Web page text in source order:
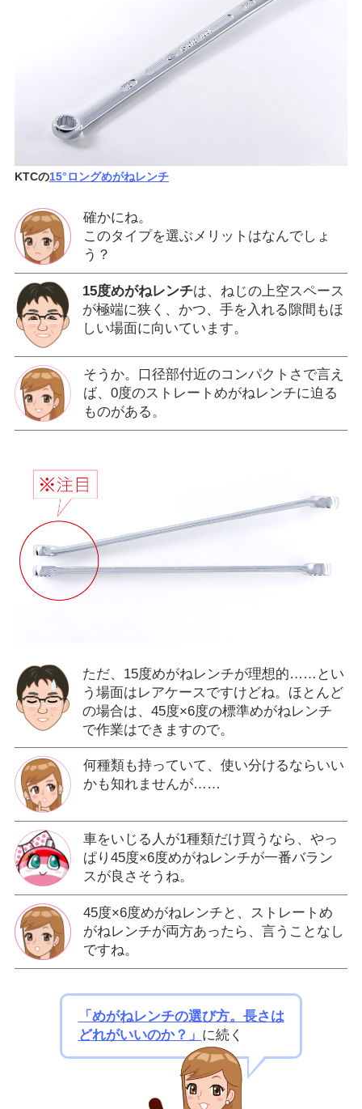
KTCの15°ロングめがねレンチ
確かにね。
このタイプを選ぶメリットはなんでしょ
う？
15度めがねレンチは、ねじの上空スペース
が極端に狭く、かつ、手を入れる隙間もほ
しい場面に向いています。
そうか。口径部付近のコンパクトさで言え
ば、0度のストレートめがねレンチに迫る
ものがある。
ただ、15度めがねレンチが理想的……とい
う場面はレアケースですけどね。ほとんど
の場合は、45度×6度の標準めがねレンチ
で作業はできますので。
何種類も持っていて、使い分けるならいい
かも知れませんが……
車をいじる人が1種類だけ買うなら、やっ
ぱり45度×6度めがねレンチが一番バラン
スが良さそうね。
45度×6度めがねレンチと、ストレートめ
がねレンチが両方あったら、言うことなし
ですね。
「めがねレンチの選び方。長さは
どれがいいのか？」 に続く